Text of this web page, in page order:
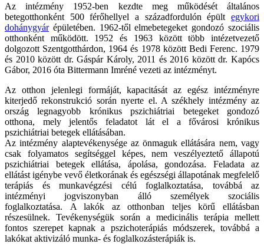
Az intézmény 1952-ben kezdte meg működését általános
betegotthonként 500 férőhellyel a századfordulón épült egykori
dohánygyárépületében. 1962-től elmebetegeket gondozó szociális
otthonként működött. 1952 és 1963 között több intézetvezető
dolgozott Szentgotthárdon, 1964 és 1978 között Bedi Ferenc. 1979
és 2010 között dr. Gáspár Károly, 2011 és 2016 között dr. Kapócs
Gábor, 2016 óta Bittermann Imréné vezeti az intézményt.
Az otthon jelenlegi formáját, kapacitását az egész intézményre
kiterjedő rekonstrukció során nyerte el. A székhely intézmény az
ország legnagyobb krónikus pszichiátriai betegeket gondozó
otthona, mely jelentős feladatot lát el a fővárosi krónikus
pszichiátriai betegek ellátásában.
Az intézmény alaptevékenysége az önmaguk ellátására nem, vagy
csak folyamatos segítséggel képes, nem veszélyeztető állapotú
pszichiátriai betegek ellátása, ápolása, gondozása. Feladata az
ellátást igénybe vevő életkorának és egészségi állapotának megfelelő
terápiás és munkavégzési célú foglalkoztatása, továbbá az
intézményi jogviszonyban álló személyek szociális
foglalkoztatása. A lakók az otthonban teljes körű ellátásban
részesülnek. Tevékenységük során a medicinális terápia mellett
fontos szerepet kapnak a pszichoterápiás módszerek, továbbá a
lakókat aktivizáló munka- és foglalkozásterápiák is.